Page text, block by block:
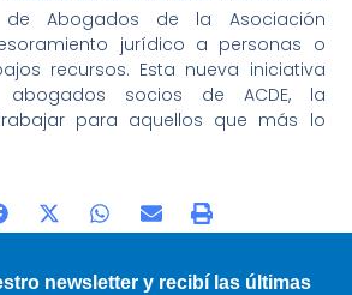
Abogados de la Asociación
jurídico a personas o
recursos. Esta nueva iniciativa
socios de ACDE, la
para aquellos que más lo
newsletter y recibí las últimas